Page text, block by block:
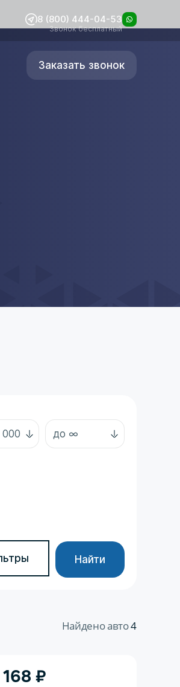
8 (800) 444-04-53
Звонок бесплатный
Заказать звонок
Найти
Найдено авто4
₽